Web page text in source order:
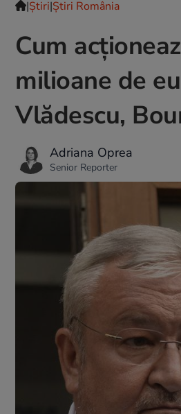
|Ştiri|Știri România
Cum
milioane de
Vlădescu,
Adriana Oprea
Senior Reporter